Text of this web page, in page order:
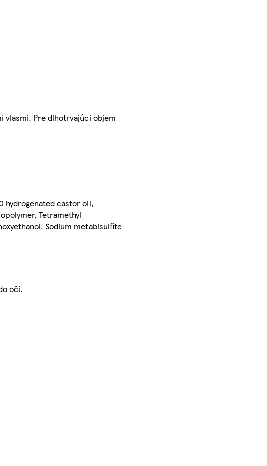
vlasmi. Pre dlhotrvajúci objem
hydrogenated castor oil,
Tetramethyl
Sodium metabisulfite
očí.